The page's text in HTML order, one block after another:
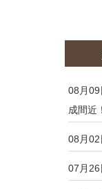
08月09
成間近！
08月02
07月26